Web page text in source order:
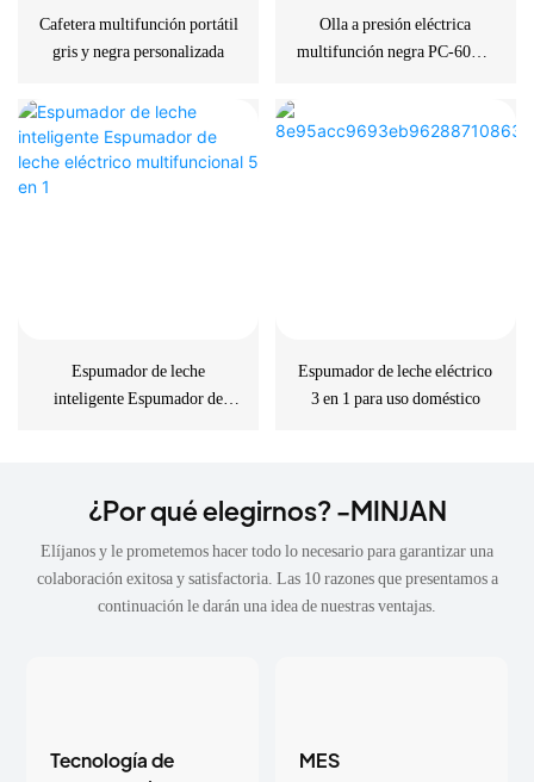
Cafetera multifunción portátil
gris y negra personalizada
Olla a presión eléctrica
multifunción negra PC-60EA
Espumador de leche
inteligente Espumador de
Espumador de leche eléctrico
3 en 1 para uso doméstico
¿Por qué elegirnos? -MINJAN
Elíjanos y le prometemos hacer todo lo necesario para garantizar una
colaboración exitosa y satisfactoria. Las 10 razones que presentamos a
continuación le darán una idea de nuestras ventajas.
Tecnología de
MES